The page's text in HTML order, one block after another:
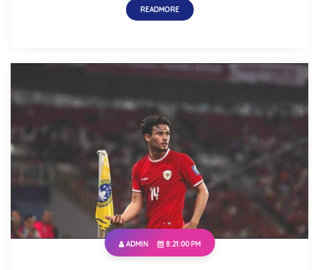
READMORE
ADMIN 8:21:00 PM